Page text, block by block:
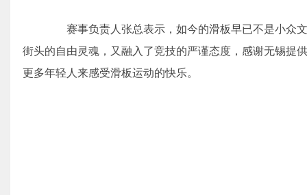
赛事负责人张总表示，如今的滑板早已不是小众
街头的自由灵魂，又融入了竞技的严谨态度，感谢无锡提
更多年轻人来感受滑板运动的快乐。